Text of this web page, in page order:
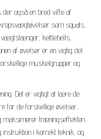
også en bred vifte af
som squats,
kettlebells,
af øvelser er en vigtig del
muskelgrupper og
Det er vigtigt at lære de
for de forskellige øvelser,
maksimerer træningseffekten.
i korrekt teknik, og